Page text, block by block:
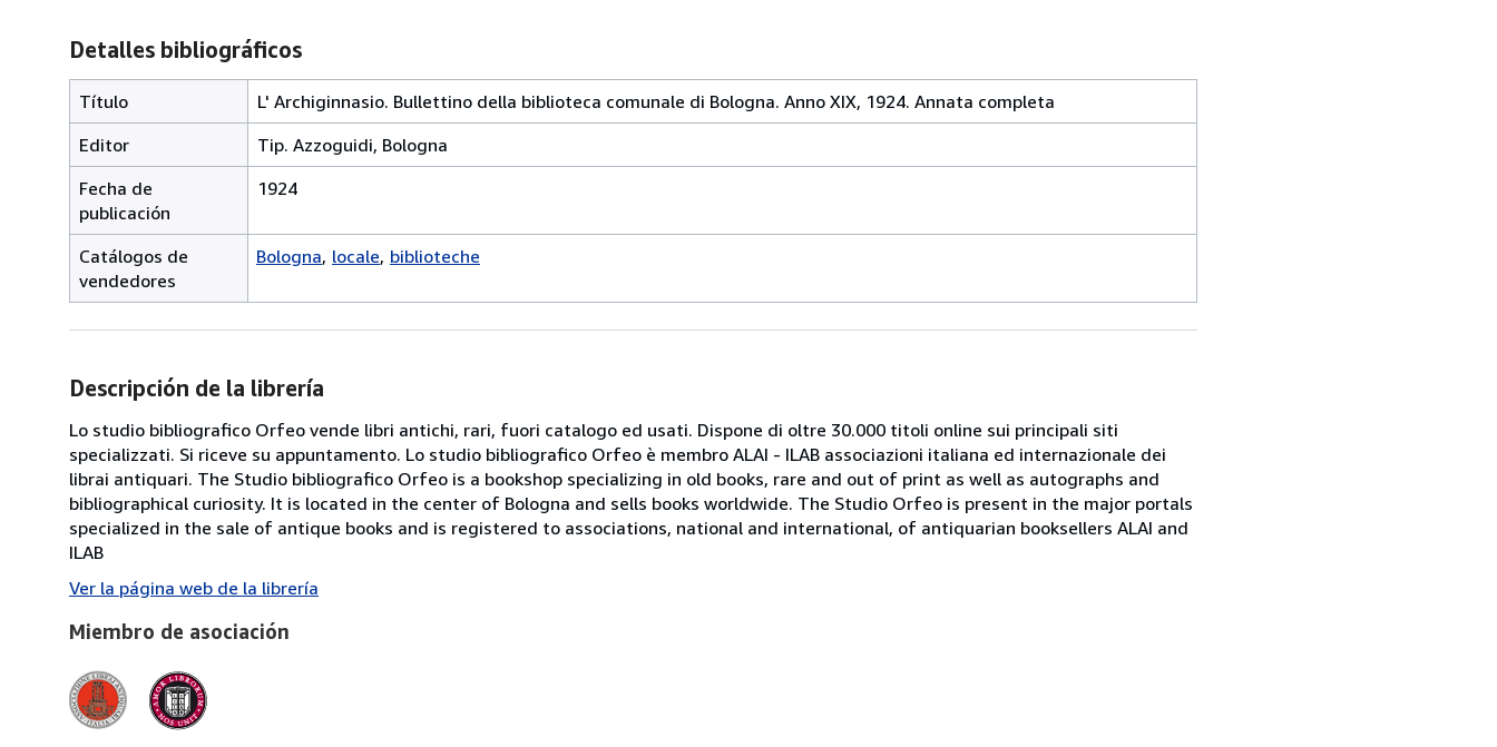
Detalles bibliográficos
Título
L' Archiginnasio. Bullettino della biblioteca comunale di Bologna. Anno XIX, 1924. Annata completa
Editor
Tip. Azzoguidi, Bologna
Fecha de
publicación
1924
Catálogos de
vendedores
Bologna locale biblioteche
Descripción de la librería
Lo studio bibliografico Orfeo vende libri antichi, rari, fuori catalogo ed usati. Dispone di oltre 30.000 titoli online sui principali siti
specializzati. Si riceve su appuntamento. Lo studio bibliografico Orfeo è membro ALAI - ILAB associazioni italiana ed internazionale dei
librai antiquari. The Studio bibliografico Orfeo is a bookshop specializing in old books, rare and out of print as well as autographs and
bibliographical curiosity. It is located in the center of Bologna and sells books worldwide. The Studio Orfeo is present in the major portals
specialized in the sale of antique books and is registered to associations, national and international, of antiquarian booksellers ALAI and
ILAB
Ver la página web de la librería
Miembro de asociación